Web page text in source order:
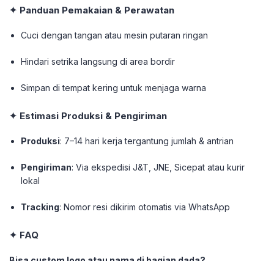
✦ Panduan Pemakaian & Perawatan
Cuci dengan tangan atau mesin putaran ringan
Hindari setrika langsung di area bordir
Simpan di tempat kering untuk menjaga warna
✦ Estimasi Produksi & Pengiriman
Produksi: 7–14 hari kerja tergantung jumlah & antrian
Pengiriman: Via ekspedisi J&T, JNE, Sicepat atau kurir
lokal
Tracking: Nomor resi dikirim otomatis via WhatsApp
✦ FAQ